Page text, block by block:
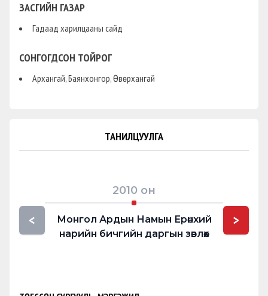
ЗАСГИЙН ГАЗАР
Гадаад харилцааны сайд
СОНГОГДСОН ТОЙРОГ
Архангай, Баянхонгор, Өвөрхангай
ТАНИЛЦУУЛГА
<
2010 он
Монгол Ардын Намын Ерөнхий
нарийн бичгийн даргын зөвлөх
>